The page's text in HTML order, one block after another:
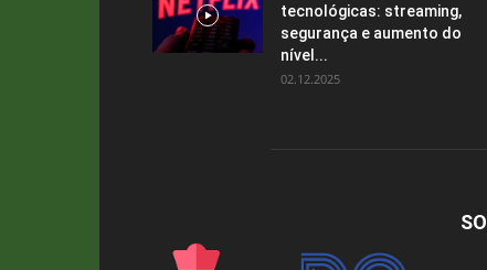
tecnológicas: streaming,
segurança e aumento do
nível...
02.12.2025